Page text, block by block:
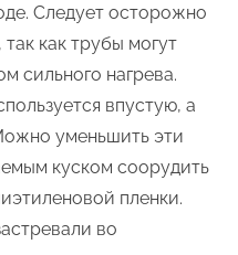
Следует осторожно
как трубы могут
сильного нагрева.
впустую, а
уменьшить эти
куском соорудить
пленки.
во